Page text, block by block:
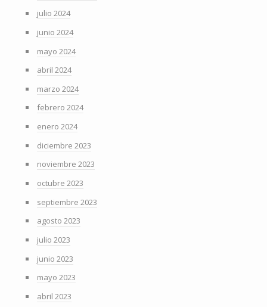
julio 2024
junio 2024
mayo 2024
abril 2024
marzo 2024
febrero 2024
enero 2024
diciembre 2023
noviembre 2023
octubre 2023
septiembre 2023
agosto 2023
julio 2023
junio 2023
mayo 2023
abril 2023